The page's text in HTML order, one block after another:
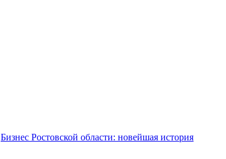
Бизнес Ростовской области: новейшая история